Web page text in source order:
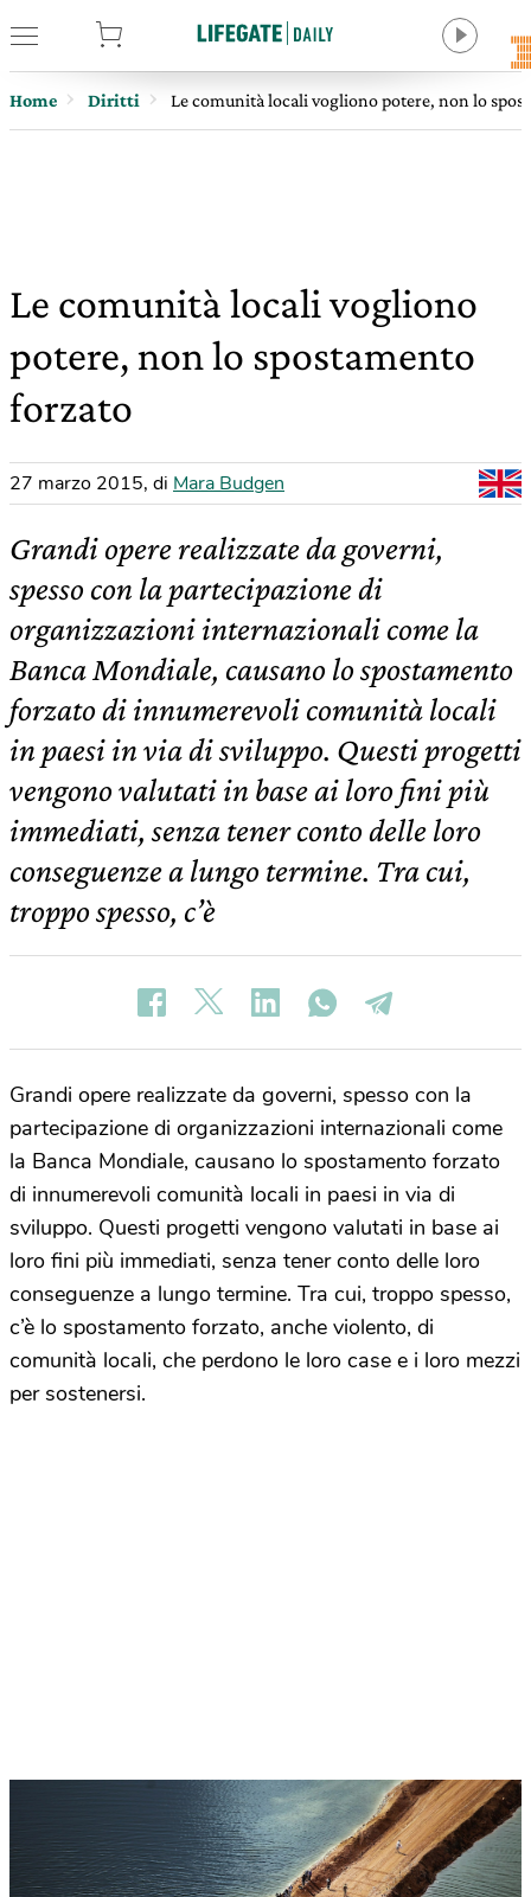
Home Diritti Le comunità locali vogliono potere, non lo
Le comunità locali vogliono
potere, non lo spostamento
forzato
27 marzo 2015, di Mara Budgen
Grandi opere realizzate da governi,
spesso con la partecipazione di
organizzazioni internazionali come la
Banca Mondiale, causano lo spostamento
forzato di innumerevoli comunità locali
in paesi in via di sviluppo. Questi progetti
vengono valutati in base ai loro fini più
immediati, senza tener conto delle loro
conseguenze a lungo termine. Tra cui,
troppo spesso, c’è
Grandi opere realizzate da governi, spesso con la
partecipazione di organizzazioni internazionali come
la Banca Mondiale, causano lo spostamento forzato
di innumerevoli comunità locali in paesi in via di
sviluppo. Questi progetti vengono valutati in base ai
loro fini più immediati, senza tener conto delle loro
conseguenze a lungo termine. Tra cui, troppo spesso,
c’è lo spostamento forzato, anche violento, di
comunità locali, che perdono le loro case e i loro mezzi
per sostenersi.